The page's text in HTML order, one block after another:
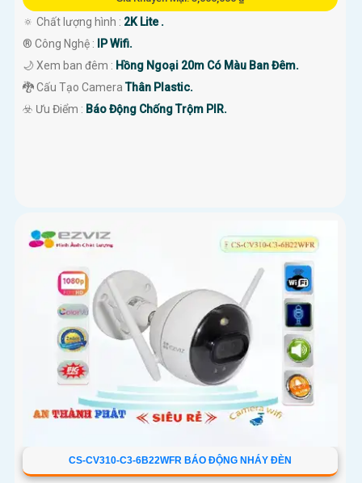
🔅 Chất lượng hình : 2K Lite .
®️ Công Nghệ : IP Wifi.
🌙 Xem ban đêm : Hồng Ngoại 20m Có Màu Ban Đêm.
🐉️ Cấu Tạo CameraThân Plastic.
️☣️ Ưu Điểm : Báo Động Chống Trộm PIR.
CS-CV310-C3-6B22WFR BÁO ĐỘNG NHÁY ĐÈN